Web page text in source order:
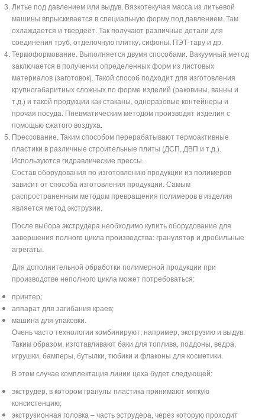
Литье под давлением или выдув. Вязкотекучая масса из литьевой
машины впрыскивается в специальную форму под давлением. Там
охлаждается и твердеет. Так получают различные детали для
соединения труб, отделочную плитку, сифоны, ПЭТ-тару и др.
Термоформование. Выполняется двумя способами. Вакуумный метод
заключается в получении определенных форм из листовых
материалов (заготовок). Такой способ подходит для изготовления
крупногабаритных сложных по форме изделий (раковины, ванны и
т.д.) и такой продукции как стаканы, одноразовые контейнеры и
прочая посуда. Пневматическим методом производят изделия с
помощью сжатого воздуха.
Прессование. Таким способом перерабатывают термоактивные
пластики в различные строительные плиты (ДСП, ДВП и т.д.).
Используются гидравлические прессы.
Состав оборудования по изготовлению продукции из полимеров
зависит от способа изготовления продукции. Самым
распространенным методом превращения полимеров в изделия
является метод экструзии.
После выбора экструдера необходимо купить оборудование для
завершения полного цикла производства: гранулятор и дробильные
агрегаты.
Для дополнительной обработки полимерной продукции при
производстве неполного цикла может потребоваться:
принтер;
аппарат для загибания краев;
машина для упаковки.
Очень часто технологии комбинируют, например, экструзию и выдув.
Таким образом, изготавливают баки для топлива, поддоны, ведра,
игрушки, бамперы, бутылки, тюбики и флаконы для косметики.
В этом случае комплектация линии цеха будет следующей:
экструдер, в котором гранулы пластика принимают мягкую
консистенцию;
экструзионная головка – часть эструдера, через которую проходит